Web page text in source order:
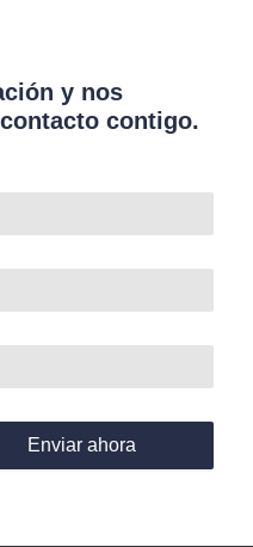
y nos
contigo.
Enviar ahora